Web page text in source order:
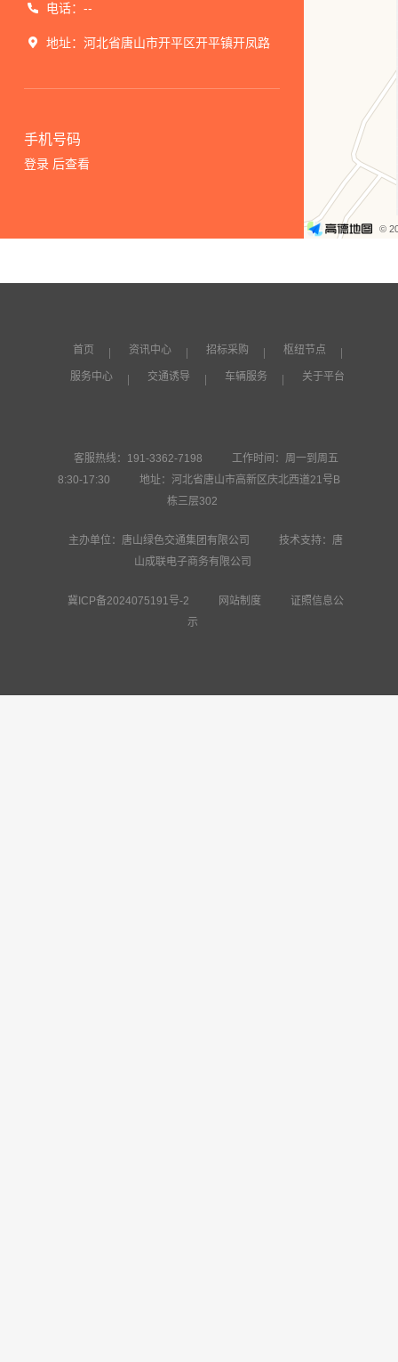
电话： --
地址： 河北省唐山市开平区开平镇开凤路
手机号码
登录 后查看
©
首页 资讯中心 招标采购 枢纽节点
服务中心 交通诱导 车辆服务 关于平台
客服热线：191-3362-7198
工作时间：周一到周五
8:30-17:30
地址：河北省唐山市高新区庆北西道21号B
栋三层302
主办单位：唐山绿色交通集团有限公司
技术支持：唐
山成联电子商务有限公司
冀ICP备2024075191号-2 网站制度
证照信息公
示